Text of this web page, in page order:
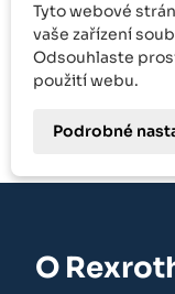
Kontakt
O
Tyto webové
vaše zařízení
Odsouhlaste
použití webu.
Podrobné